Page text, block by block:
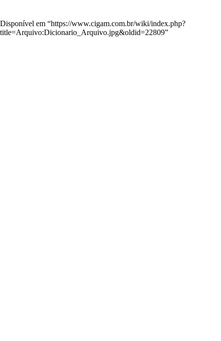
Disponível em “https://www.cigam.com.br/wiki/index.php?
title=Arquivo:Dicionario_Arquivo.jpg&oldid=22809”